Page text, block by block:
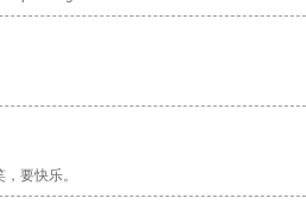
要快乐。